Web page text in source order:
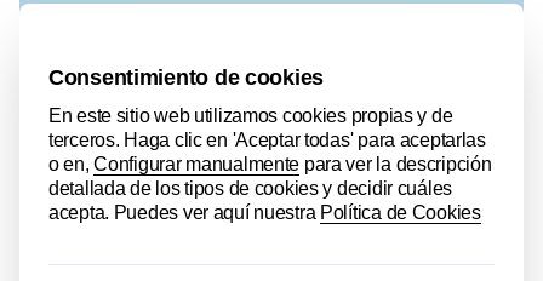
¡Vive Costa Dorada desde el mar!